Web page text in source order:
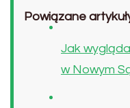
Powiązane
Jak
w Nowym